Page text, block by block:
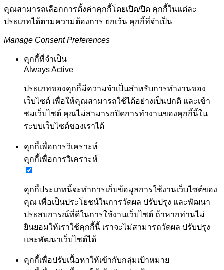
คุณสามารถเลือกการตั้งค่าคุกกี้โดยเปิด/ปิด คุกกี้ในแต่ละ
ประเภทได้ตามความต้องการ ยกเว้น คุกกี้ที่จำเป็น
Manage Consent Preferences
คุกกี้ที่จำเป็น
Always Active
ประเภทของคุกกี้มีความจำเป็นสำหรับการทำงานของ
เว็บไซต์ เพื่อให้คุณสามารถใช้ได้อย่างเป็นปกติ และเข้า
ชมเว็บไซต์ คุณไม่สามารถปิดการทำงานของคุกกี้นี้ใน
ระบบเว็บไซต์ของเราได้
คุกกี้เพื่อการวิเคราะห์
คุกกี้เพื่อการวิเคราะห์
คุกกี้ประเภทนี้จะทำการเก็บข้อมูลการใช้งานเว็บไซต์ของ
คุณ เพื่อเป็นประโยชน์ในการวัดผล ปรับปรุง และพัฒนา
ประสบการณ์ที่ดีในการใช้งานเว็บไซต์ ถ้าหากท่านไม่
ยินยอมให้เราใช้คุกกี้นี้ เราจะไม่สามารถวัดผล ปรับปรุง
และพัฒนาเว็บไซต์ได้
คุกกี้เพื่อปรับเนื้อหาให้เข้ากับกลุ่มเป้าหมาย